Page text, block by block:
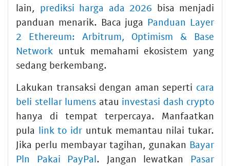
lain, prediksi harga ada 2026 bisa menjadi
panduan menarik. Baca juga Panduan Layer
2 Ethereum: Arbitrum, Optimism & Base
Network untuk memahami ekosistem yang
sedang berkembang.
Lakukan transaksi dengan aman seperti cara
beli stellar lumens atau investasi dash crypto
hanya di tempat terpercaya. Manfaatkan
pula link to idr untuk memantau nilai tukar.
Jika perlu membayar tagihan, gunakan Bayar
Pln Pakai PayPal. Jangan lewatkan Pasar